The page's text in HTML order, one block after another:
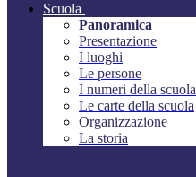
Scuola
Panoramica
Presentazione
I luoghi
Le persone
I numeri della scuola
Le carte della scuola
Organizzazione
La storia